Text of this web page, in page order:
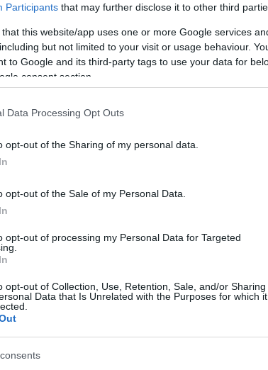
Participants that may further disclose it to other third
that this website/app uses one or more Google services
but not limited to your visit or usage behaviour.
to Google and its third-party tags to use your data for
consent section.
Data Processing Opt Outs
opt-out of the Sharing of my personal data.
opt-out of the Sale of my Personal Data.
opt-out of processing my Personal Data for Targeted
opt-out of Collection, Use, Retention, Sale, and/or Sharing
Data that Is Unrelated with the Purposes for which it
Eni no Egito
realizadas pela Eni no Egito, com especial
iniciativas são essenciais para apoiar a produção
disponíveis no país. O Egito está se
no Mediterrâneo Oriental, graças à presença de
de gás natural liquefeito (GNL)